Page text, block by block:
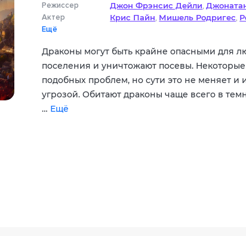
Режиссер
Актер
Ещё
Фэнтези
Джон Фрэнсис Дейли,
Крис Пайн, Мишель Родригес,
Драконы могут быть крайне опасными для
поселения и уничтожают посевы.
подобных проблем, но сути это не меняет и
угрозой. Обитают драконы чаще всего в
… Ещё